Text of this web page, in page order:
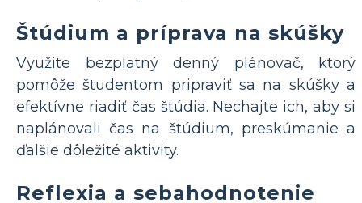
Štúdium a príprava na skúšky
Využite bezplatný denný plánovač, ktorý
pomôže študentom pripraviť sa na skúšky a
efektívne riadiť čas štúdia. Nechajte ich, aby si
naplánovali čas na štúdium, preskúmanie a
ďalšie dôležité aktivity.
Reflexia a sebahodnotenie